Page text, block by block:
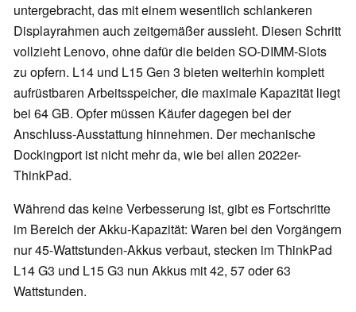
untergebracht, das mit einem wesentlich schlankeren
Displayrahmen auch zeitgemäßer aussieht. Diesen Schritt
vollzieht Lenovo, ohne dafür die beiden SO-DIMM-Slots
zu opfern. L14 und L15 Gen 3 bieten weiterhin komplett
aufrüstbaren Arbeitsspeicher, die maximale Kapazität liegt
bei 64 GB. Opfer müssen Käufer dagegen bei der
Anschluss-Ausstattung hinnehmen. Der mechanische
Dockingport ist nicht mehr da, wie bei allen 2022er-
ThinkPad.
Während das keine Verbesserung ist, gibt es Fortschritte
im Bereich der Akku-Kapazität: Waren bei den Vorgängern
nur 45-Wattstunden-Akkus verbaut, stecken im ThinkPad
L14 G3 und L15 G3 nun Akkus mit 42, 57 oder 63
Wattstunden.